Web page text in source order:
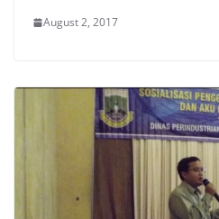
August 2, 2017